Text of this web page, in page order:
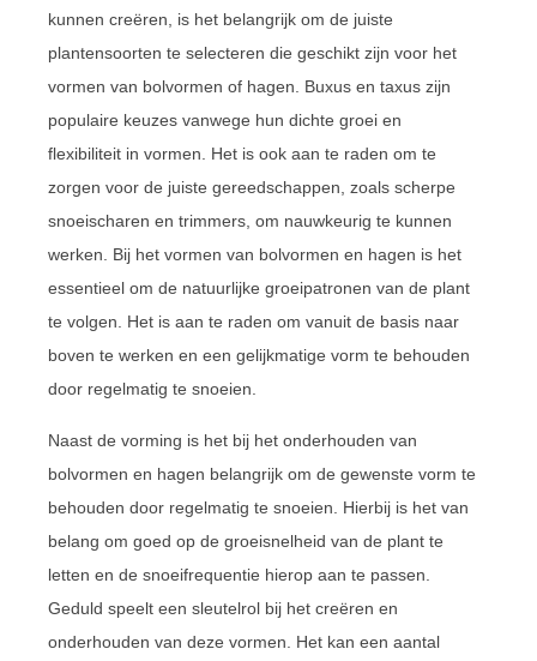
kunnen creëren, is het belangrijk om de juiste
plantensoorten te selecteren die geschikt zijn voor het
vormen van bolvormen of hagen. Buxus en taxus zijn
populaire keuzes vanwege hun dichte groei en
flexibiliteit in vormen. Het is ook aan te raden om te
zorgen voor de juiste gereedschappen, zoals scherpe
snoeischaren en trimmers, om nauwkeurig te kunnen
werken. Bij het vormen van bolvormen en hagen is het
essentieel om de natuurlijke groeipatronen van de plant
te volgen. Het is aan te raden om vanuit de basis naar
boven te werken en een gelijkmatige vorm te behouden
door regelmatig te snoeien.
Naast de vorming is het bij het onderhouden van
bolvormen en hagen belangrijk om de gewenste vorm te
behouden door regelmatig te snoeien. Hierbij is het van
belang om goed op de groeisnelheid van de plant te
letten en de snoeifrequentie hierop aan te passen.
Geduld speelt een sleutelrol bij het creëren en
onderhouden van deze vormen. Het kan een aantal